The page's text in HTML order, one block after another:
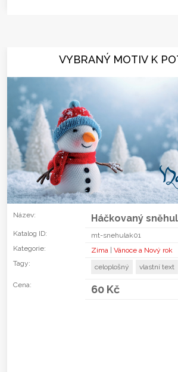
VYBRANÝ MOTIV K
Název: Háčkovaný
Katalog ID:
mt-snehulak01
Kategorie:
Zima |Vánoce a Nový rok
Tagy:
celoplošný vlastní text
Cena: 60 Kč